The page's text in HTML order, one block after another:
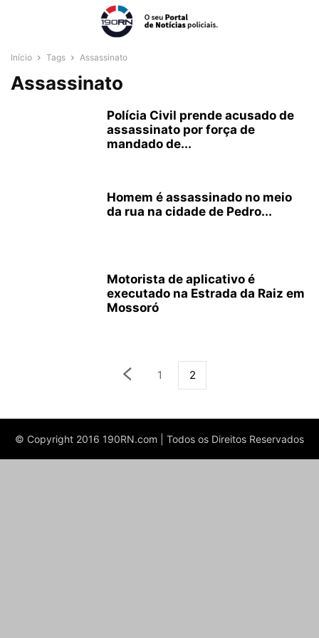
Início Tags Assassinato
Assassinato
Polícia Civil prende acusado de
assassinato por força de
mandado de...
Homem é assassinado no meio
da rua na cidade de Pedro...
Motorista de aplicativo é
executado na Estrada da Raiz em
Mossoró
1 2
© Copyright 2016 190RN.com | Todos os Direitos Reservados